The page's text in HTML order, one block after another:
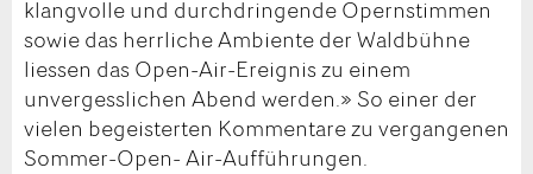
klangvolle und durchdringende Opernstimmen
sowie das herrliche Ambiente der Waldbühne
liessen das Open-Air-Ereignis zu einem
unvergesslichen Abend werden.» So einer der
vielen begeisterten Kommentare zu vergangenen
Sommer-Open- Air-Aufführungen.